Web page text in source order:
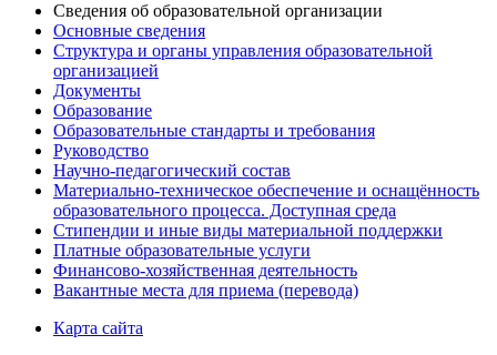
Сведения об образовательной организации
Основные сведения
Структура и органы управления образовательной
организацией
Документы
Образование
Образовательные стандарты и требования
Руководство
Научно-педагогический состав
Материально-техническое обеспечение и оснащённость
образовательного процесса. Доступная среда
Стипендии и иные виды материальной поддержки
Платные образовательные услуги
Финансово-хозяйственная деятельность
Вакантные места для приема (перевода)
Карта сайта